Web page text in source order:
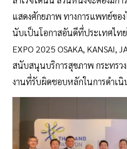
แสดงศักยภาพ ทางการแพทย์ขอ
นับเป็นโอกาสอันดีที่ประเทศไทย
EXPO 2025 OSAKA, KANSAI,
สนับสนุนบริการสุขภาพ กระทรว
งานที่รับผิดชอบหลักในการดำเนิ